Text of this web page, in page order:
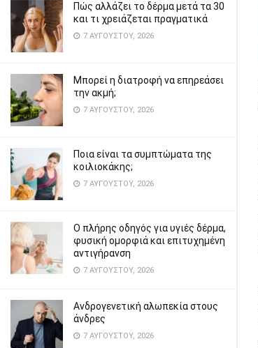
Πώς αλλάζει το δέρμα μετά τα 30
και τι χρειάζεται πραγματικά
7 ΑΥΓΟΎΣΤΟΥ, 2026
Μπορεί η διατροφή να επηρεάσει
την ακμή;
7 ΑΥΓΟΎΣΤΟΥ, 2026
Ποια είναι τα συμπτώματα της
κοιλιοκάκης;
7 ΑΥΓΟΎΣΤΟΥ, 2026
Ο πλήρης οδηγός για υγιές δέρμα,
φυσική ομορφιά και επιτυχημένη
αντιγήρανση
7 ΑΥΓΟΎΣΤΟΥ, 2026
Ανδρογενετική αλωπεκία στους
άνδρες
7 ΑΥΓΟΎΣΤΟΥ, 2026